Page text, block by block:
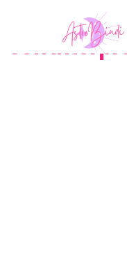
Carta
con